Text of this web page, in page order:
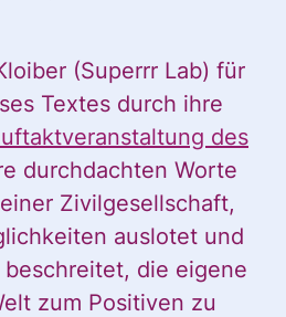
(Superrr Lab) für
Textes durch ihre
des
durchdachten Worte
Zivilgesellschaft,
auslotet und
beschreitet, die eigene
zum Positiven zu
stimme diesen zu.